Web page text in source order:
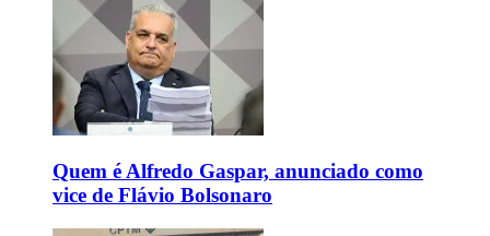
Quem é Alfredo Gaspar, anunciado como
vice de Flávio Bolsonaro